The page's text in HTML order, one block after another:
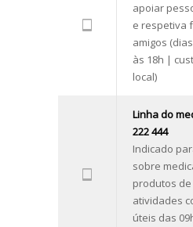
apoiar
e respetiva
amigos
às 18h |
local)
Linha do
222 444
Indicado
sobre
produtos
atividades
úteis das